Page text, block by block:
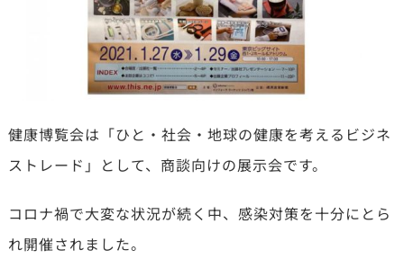
健康博覧会は「ひと・社会・地球の健康を考えるビジネ
ストレード」として、商談向けの展示会です。
コロナ禍で大変な状況が続く中、感染対策を十分にとら
れ開催されました。